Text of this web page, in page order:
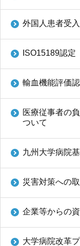
外国人患者受
ISO15189認定
輸血機能評価
医療従事者の
ついて
九州大学病院
災害対策への
企業等からの
大学病院改革